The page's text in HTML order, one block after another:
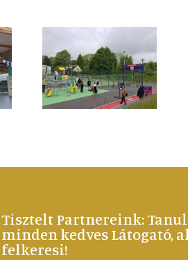
Tisztelt Partnereink:
minden kedves Látogató,
felkeresi!